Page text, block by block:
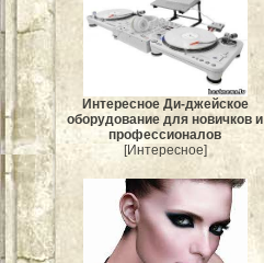
Интересное Ди-джейское
оборудование для новичков и
профессионалов
[Интересное]